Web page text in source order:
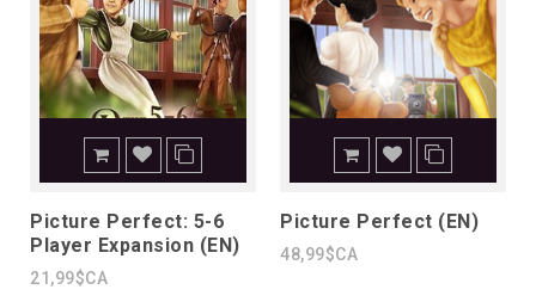
Picture Perfect: 5-6
Player Expansion (EN)
21,99$CA
Picture Perfect (EN)
48,99$CA